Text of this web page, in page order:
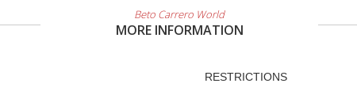
Beto Carrero World
MORE INFORMATION
RESTRICTIONS